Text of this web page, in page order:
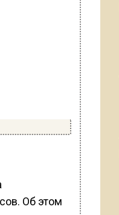
Об этом